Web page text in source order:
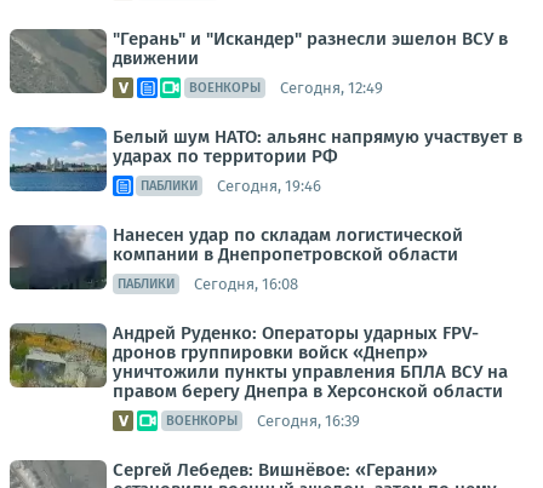
"Герань" и "Искандер" разнесли эшелон ВСУ в
движении
ВОЕНКОРЫ Сегодня, 12:49
Белый шум НАТО: альянс напрямую участвует в
ударах по территории РФ
ПАБЛИКИ Сегодня, 19:46
Нанесен удар по складам логистической
компании в Днепропетровской области
ПАБЛИКИ Сегодня, 16:08
Андрей Руденко: Операторы ударных FPV-
дронов группировки войск «Днепр»
уничтожили пункты управления БПЛА ВСУ на
правом берегу Днепра в Херсонской области
ВОЕНКОРЫ Сегодня, 16:39
Сергей Лебедев: Вишнёвое: «Герани»